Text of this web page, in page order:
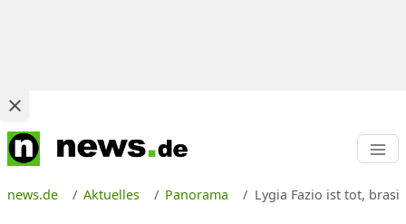
news.de Aktuelles Panorama Lygia Fazio ist tot,